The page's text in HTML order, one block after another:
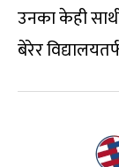
उनका केही
बेरेर